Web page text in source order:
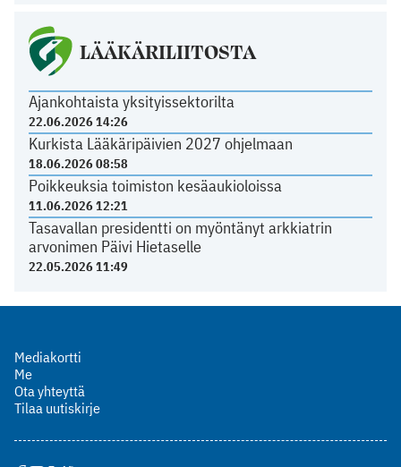
LÄÄKÄRILIITOSTA
Ajankohtaista yksityissektorilta
22.06.2026 14:26
Kurkista Lääkäripäivien 2027 ohjelmaan
18.06.2026 08:58
Poikkeuksia toimiston kesäaukioloissa
11.06.2026 12:21
Tasavallan presidentti on myöntänyt arkkiatrin
arvonimen Päivi Hietaselle
22.05.2026 11:49
Mediakortti
Me
Ota yhteyttä
Tilaa uutiskirje